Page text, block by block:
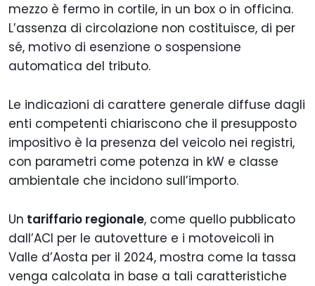
mezzo è fermo in cortile, in un box o in officina.
L’assenza di circolazione non costituisce, di per
sé, motivo di esenzione o sospensione
automatica del tributo.
Le indicazioni di carattere generale diffuse dagli
enti competenti chiariscono che il presupposto
impositivo è la presenza del veicolo nei registri,
con parametri come potenza in kW e classe
ambientale che incidono sull’importo.
Un tariffario regionale, come quello pubblicato
dall’ACI per le autovetture e i motoveicoli in
Valle d’Aosta per il 2024, mostra come la tassa
venga calcolata in base a tali caratteristiche